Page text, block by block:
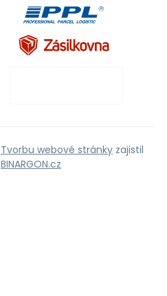
Tvorbu webové stránky zajistil
BINARGON.cz